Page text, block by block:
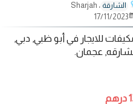
الشارقة ، Sharjah
17/11/2023
للايجار في أبو ظبي, دبي,
عجمان.